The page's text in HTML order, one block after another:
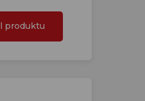
produktu